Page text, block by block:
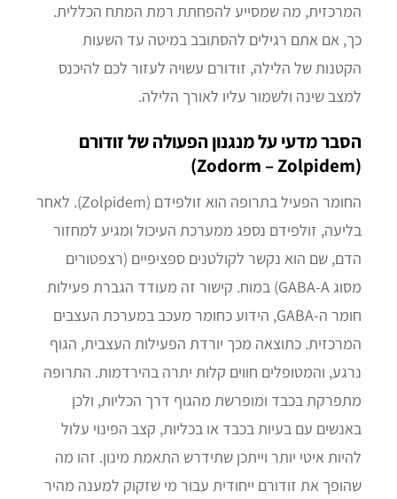
המרכזית, מה שמסייע להפחתת רמת המתח הכללית.
כך, אם אתם רגילים להסתובב במיטה עד השעות
הקטנות של הלילה, זודורם עשויה לעזור לכם להיכנס
למצב שינה ולשמור עליו לאורך הלילה.
הסבר מדעי על מנגנון הפעולה של זודורם
החומר הפעיל בתרופה הוא זולפידם (Zolpidem). לאחר
בליעה, זולפידם נספג ממערכת העיכול ומגיע למחזור
הדם, שם הוא נקשר לקולטנים ספציפיים (רצפטורים
מסוג GABA-A) במוח. קישור זה מעודד הגברת פעילות
חומר ה-GABA, הידוע כחומר מעכב במערכת העצבים
המרכזית. כתוצאה מכך יורדת הפעילות העצבית, הגוף
נרגע, והמטופלים חווים קלות יתרה בהירדמות. התרופה
מתפרקת בכבד ומופרשת מהגוף דרך הכליות, ולכן
באנשים עם בעיות בכבד או בכליות, קצב הפינוי עלול
להיות איטי יותר וייתכן שתידרש התאמת מינון. זהו מה
שהופך את זודורם ייחודית עבור מי שזקוק למענה מהיר